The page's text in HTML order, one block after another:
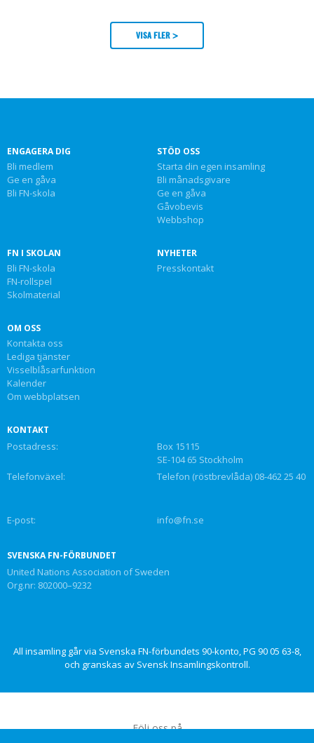
VISA FLER >
ENGAGERA DIG
Bli medlem
Ge en gåva
Bli FN-skola
STÖD OSS
Starta din egen insamling
Bli månadsgivare
Ge en gåva
Gåvobevis
Webbshop
FN I SKOLAN
Bli FN-skola
FN-rollspel
Skolmaterial
NYHETER
Presskontakt
OM OSS
Kontakta oss
Lediga tjänster
Visselblåsarfunktion
Kalender
Om webbplatsen
KONTAKT
Postadress:
Box 15115
SE-104 65 Stockholm
Telefonväxel:
Telefon (röstbrevlåda) 08-462 25 40
E-post: info@fn.se
SVENSKA FN-FÖRBUNDET
United Nations Association of Sweden
Org.nr: 802000–9232
All insamling går via Svenska FN-förbundets 90-konto, PG 90 05 63-8,
och granskas av Svensk Insamlingskontroll.
Följ oss på